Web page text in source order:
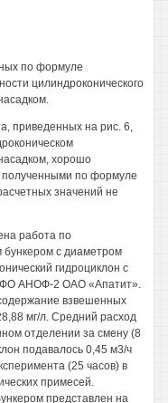
по формуле
цилиндроконического
приведенных на рис. 6,
хорошо
полученными по формуле
значений не
работа по
с диаметром
гидроциклон с
АНОФ-2 ОАО «Апатит».
взвешенных
мг/л. Средний расход
отделении за смену (8
подавалось 0,45 м3/ч
(25 часов) в
примесей.
представлен на